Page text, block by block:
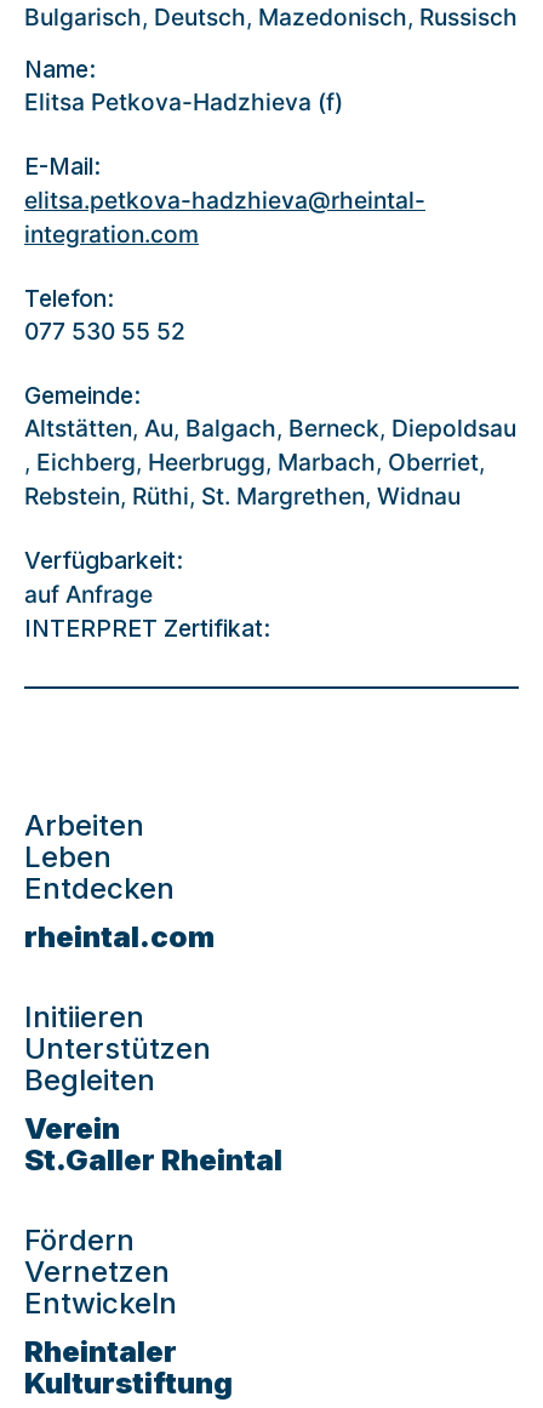
Bulgarisch, Deutsch, Mazedonisch, Russisch
Name:
Elitsa Petkova-Hadzhieva (f)
E-Mail:
elitsa.petkova-hadzhieva@rheintal-
integration.com
Telefon:
077 530 55 52
Gemeinde:
Altstätten, Au, Balgach, Berneck, Diepoldsau
, Eichberg, Heerbrugg, Marbach, Oberriet,
Rebstein, Rüthi, St. Margrethen, Widnau
Verfügbarkeit:
auf Anfrage
INTERPRET Zertifikat:
Arbeiten
Leben
Entdecken
rheintal.com
Initiieren
Unterstützen
Begleiten
Verein
St.Galler Rheintal
Fördern
Vernetzen
Entwickeln
Rheintaler
Kulturstiftung